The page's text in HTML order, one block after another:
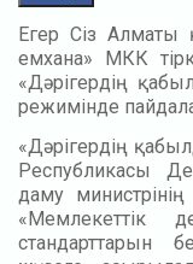
Егер Сіз
емхана» МКК
«Дәрігердің
режимінде
«Дәрігердің
Республикасы
даму
«Мемлекеттік
стандарттарын